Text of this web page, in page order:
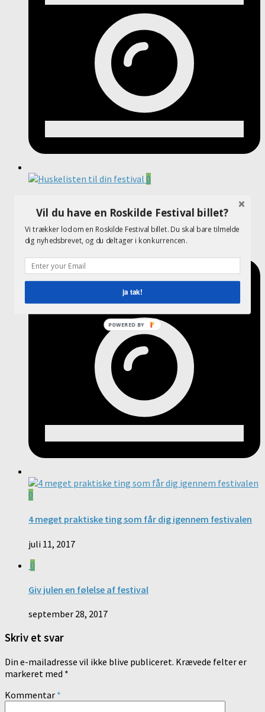
0
august 18, 2017
0
4 meget praktiske ting som får dig igennem festivalen
juli 11, 2017
0
Giv julen en følelse af festival
september 28, 2017
Skriv et svar
Din e-mailadresse vil ikke blive publiceret. Krævede felter er
markeret med *
Kommentar *
Vil du have en Roskilde Festival billet?
Vi trækker lod om en Roskilde Festival billet. Du skal bare tilmelde
dig nyhedsbrevet, og du deltager i konkurrencen.
ja tak!
POWERED BY